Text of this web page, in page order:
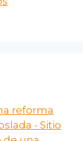
reforma
- Sitio